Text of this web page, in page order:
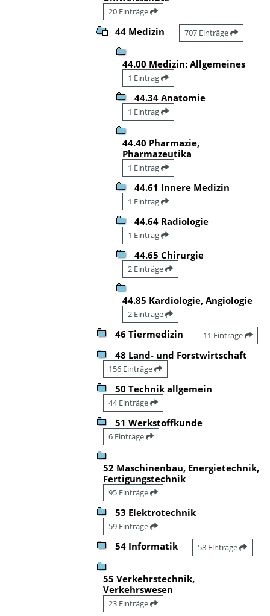
20 Einträge
44 Medizin 707 Einträge
44.00 Medizin: Allgemeines
1 Eintrag
44.34 Anatomie
1 Eintrag
44.40 Pharmazie,
Pharmazeutika
1 Eintrag
44.61 Innere Medizin
1 Eintrag
44.64 Radiologie
1 Eintrag
44.65 Chirurgie
2 Einträge
44.85 Kardiologie, Angiologie
2 Einträge
46 Tiermedizin 11 Einträge
48 Land- und Forstwirtschaft
156 Einträge
50 Technik allgemein
44 Einträge
51 Werkstoffkunde
6 Einträge
52 Maschinenbau, Energietechnik,
Fertigungstechnik
95 Einträge
53 Elektrotechnik
59 Einträge
54 Informatik 58 Einträge
55 Verkehrstechnik,
Verkehrswesen
23 Einträge